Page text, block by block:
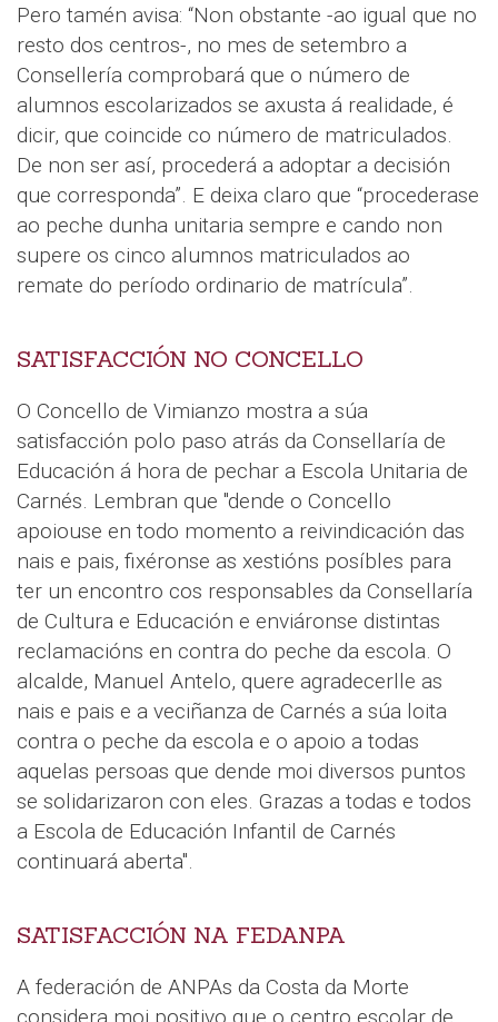
Pero tamén avisa: “Non obstante -ao igual que no
resto dos centros-, no mes de setembro a
Consellería comprobará que o número de
alumnos escolarizados se axusta á realidade, é
dicir, que coincide co número de matriculados.
De non ser así, procederá a adoptar a decisión
que corresponda”. E deixa claro que “procederase
ao peche dunha unitaria sempre e cando non
supere os cinco alumnos matriculados ao
remate do período ordinario de matrícula”.
SATISFACCIÓN NO CONCELLO
O Concello de Vimianzo mostra a súa
satisfacción polo paso atrás da Consellaría de
Educación á hora de pechar a Escola Unitaria de
Carnés. Lembran que "dende o Concello
apoiouse en todo momento a reivindicación das
nais e pais, fixéronse as xestións posíbles para
ter un encontro cos responsables da Consellaría
de Cultura e Educación e enviáronse distintas
reclamacións en contra do peche da escola. O
alcalde, Manuel Antelo, quere agradecerlle as
nais e pais e a veciñanza de Carnés a súa loita
contra o peche da escola e o apoio a todas
aquelas persoas que dende moi diversos puntos
se solidarizaron con eles. Grazas a todas e todos
a Escola de Educación Infantil de Carnés
continuará aberta".
SATISFACCIÓN NA FEDANPA
A federación de ANPAs da Costa da Morte
considera moi positivo que o centro escolar de